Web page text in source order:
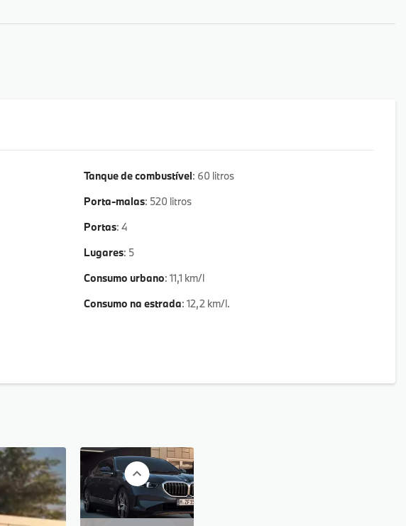
Tanque de combustível : 60 litros
Porta-malas : 520 litros
Portas : 4
Lugares : 5
Consumo urbano : 11,1 km/l
Consumo na estrada : 12,2 km/l.